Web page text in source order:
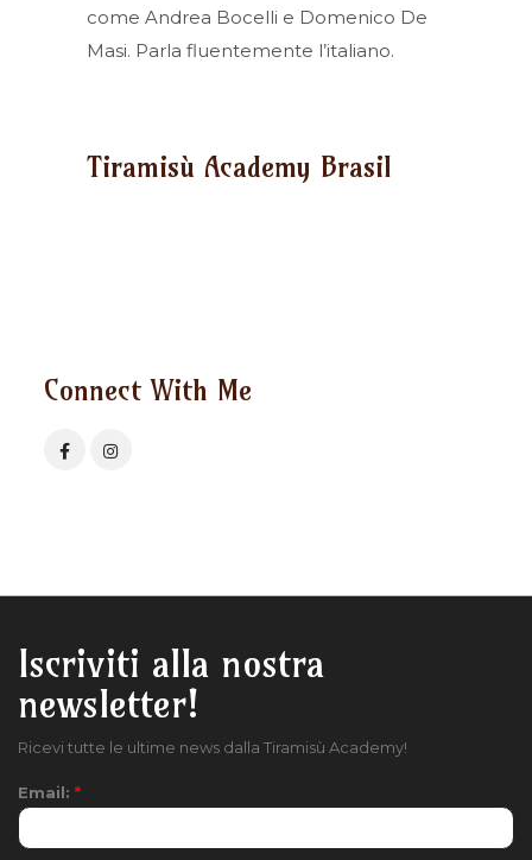
come Andrea Bocelli e Domenico De
Masi. Parla fluentemente l’italiano.
Tiramisù Academy Brasil
Connect With Me
Iscriviti alla nostra
newsletter!
Ricevi tutte le ultime news dalla Tiramisù Academy!
Email: *